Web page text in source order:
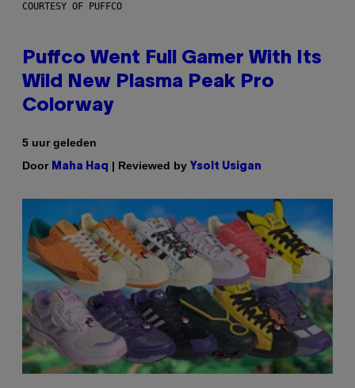
COURTESY OF PUFFCO
Puffco Went Full Gamer With Its
Wild New Plasma Peak Pro
Colorway
5 uur geleden
Door Maha Haq | Reviewed by Ysolt Usigan